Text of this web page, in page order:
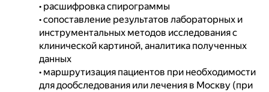
• расшифровка спирограммы
• сопоставление результатов лабораторных и
инструментальных методов исследования с
клинической картиной, аналитика полученных
данных
• маршрутизация пациентов при необходимости
для дообследования или лечения в Москву (при